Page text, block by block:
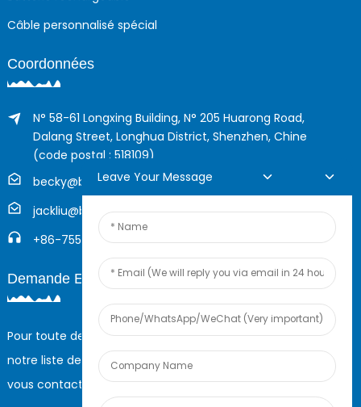
Câble personnalisé spécial
Coordonnées
N° 58-61 Longxing Building, N° 205 Huarong Road,
Dalang Street, Longhua District, Shenzhen, Chine
(code postal : 518109)
becky@boyingcable.com
jackliu@boyingcable.com
+86-755-21014277
Demande En Ligne
Pour toute demande de renseignements sur nos produits ou
notre liste de prix, veuillez nous laisser votre e-mail et nous
vous contacterons dans les 24 heures.
Leave Your Message